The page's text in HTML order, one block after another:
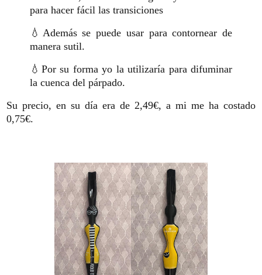
para hacer fácil las transiciones
💧Además se puede usar para contornear de
manera sutil.
💧Por su forma yo la utilizaría para difuminar
la cuenca del párpado.
Su precio, en su día era de 2,49€, a mi me ha costado
0,75€.